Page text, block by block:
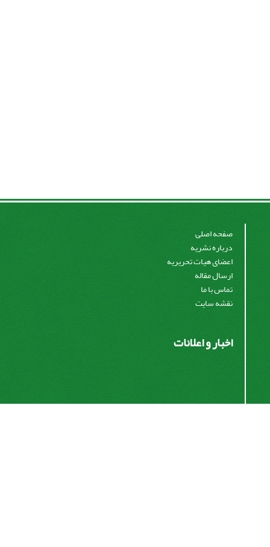
صفحه اصلی
درباره نشریه
اعضای هیات تحریریه
ارسال مقاله
تماس با ما
نقشه سایت
اخبار و اعلانات